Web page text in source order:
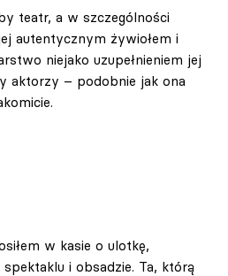
teatr, a w szczególności
autentycznym żywiołem i
niejako uzupełnieniem jej
aktorzy – podobnie jak ona
w kasie o ulotkę,
i obsadzie. Ta, którą